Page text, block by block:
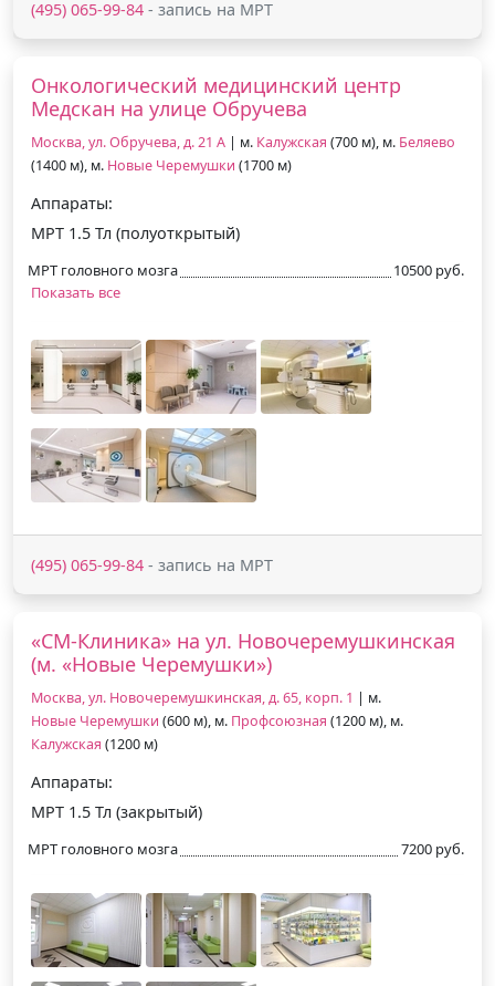
(495) 065-99-84 - запись на МРТ
Онкологический медицинский центр
Медскан на улице Обручева
Москва, ул. Обручева, д. 21 А | м. Калужская (700 м), м. Беляево
(1400 м), м. Новые Черемушки (1700 м)
Аппараты:
МРТ 1.5 Тл (полуоткрытый)
МРТ головного мозга
10500 руб.
Показать все
(495) 065-99-84 - запись на МРТ
«СМ-Клиника» на ул. Новочеремушкинская
(м. «Новые Черемушки»)
Москва, ул. Новочеремушкинская, д. 65, корп. 1 | м.
Новые Черемушки (600 м), м. Профсоюзная (1200 м), м.
Калужская (1200 м)
Аппараты:
МРТ 1.5 Тл (закрытый)
МРТ головного мозга 7200 руб.